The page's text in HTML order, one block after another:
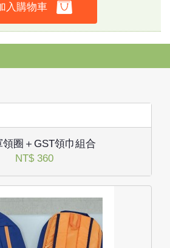
入購物車
領圈＋GST領巾組合
NT$ 360